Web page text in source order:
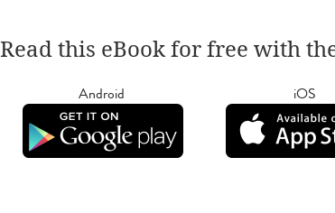
Read this eBook for free with
Android iOS